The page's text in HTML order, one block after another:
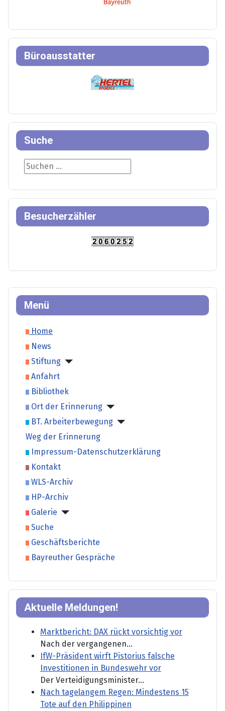
Menü
Home
News
Stiftung
Anfahrt
Bibliothek
Ort der Erinnerung
BT. Arbeiterbewegung
Weg der Erinnerung
Impressum-Datenschutzerklärung
Kontakt
WLS-Archiv
HP-Archiv
Galerie
Suche
Geschäftsberichte
Bayreuther Gespräche
Aktuelle Meldungen!
Marktbericht: DAX rückt vorsichtig vor
Nach der vergangenen...
IfW-Präsident wirft Pistorius falsche
Investitionen in Bundeswehr vor
Der Verteidigungsminister...
Nach tagelangem Regen: Mindestens 15
Tote auf den Philippinen
Büroausstatter
Suche
Suche
Besucherzähler